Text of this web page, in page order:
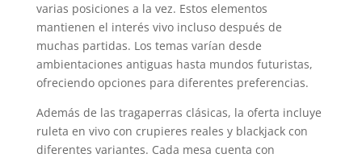
varias posiciones a la vez. Estos elementos
mantienen el interés vivo incluso después de
muchas partidas. Los temas varían desde
ambientaciones antiguas hasta mundos futuristas,
ofreciendo opciones para diferentes preferencias.
Además de las tragaperras clásicas, la oferta incluye
ruleta en vivo con crupieres reales y blackjack con
diferentes variantes. Cada mesa cuenta con